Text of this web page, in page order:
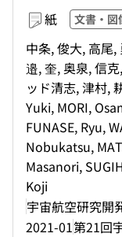
紙 文書・図
中条, 俊大, 高尾,
邉, 奎, 奥泉, 信
ッド清志, 津村,
Yuki, MORI,
FUNASE, Ryu,
Nobukatsu,
Masanori,
Koji
宇宙航空研究開
2021-01第21回